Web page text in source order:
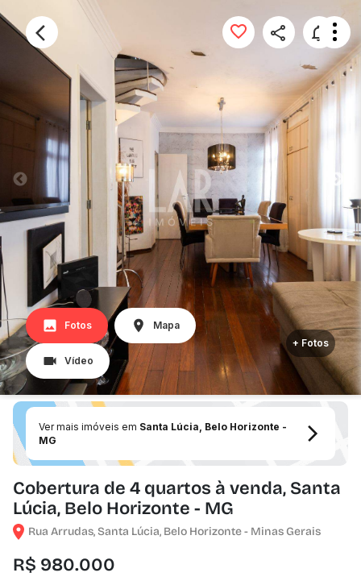
Fotos Mapa
Vídeo
+ Fotos
Ver mais imóveis em Santa Lúcia, Belo Horizonte -
MG
Cobertura de 4 quartos à venda, Santa
Lúcia, Belo Horizonte - MG
Rua Arrudas, Santa Lúcia, Belo Horizonte - Minas Gerais
R$ 980.000